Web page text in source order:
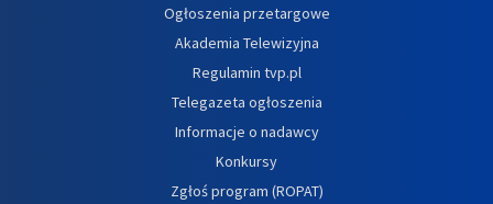
Ogłoszenia przetargowe
Akademia Telewizyjna
Regulamin tvp.pl
Telegazeta ogłoszenia
Informacje o nadawcy
Konkursy
Zgłoś program (ROPAT)